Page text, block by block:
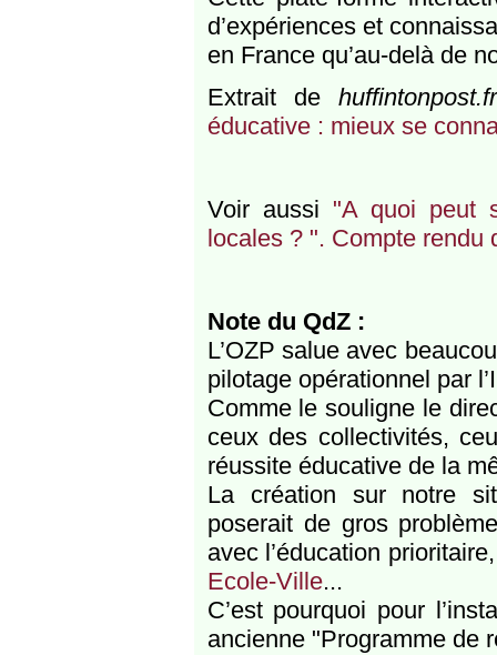
d’expériences et
en France qu’au-delà de
Extrait dehuffintonpost.fr
éducative : mieux se
Voir aussi "A quoi peut
locales ? ". Compte rendu
Note du QdZ :
L’OZP salue avec
pilotage opérationnel par
Comme le souligne le
ceux des collectivités,
réussite éducative de la
La création sur notre
poserait de gros
avec l’éducation
Ecole-Ville...
C’est pourquoi pour
ancienne "Programme de